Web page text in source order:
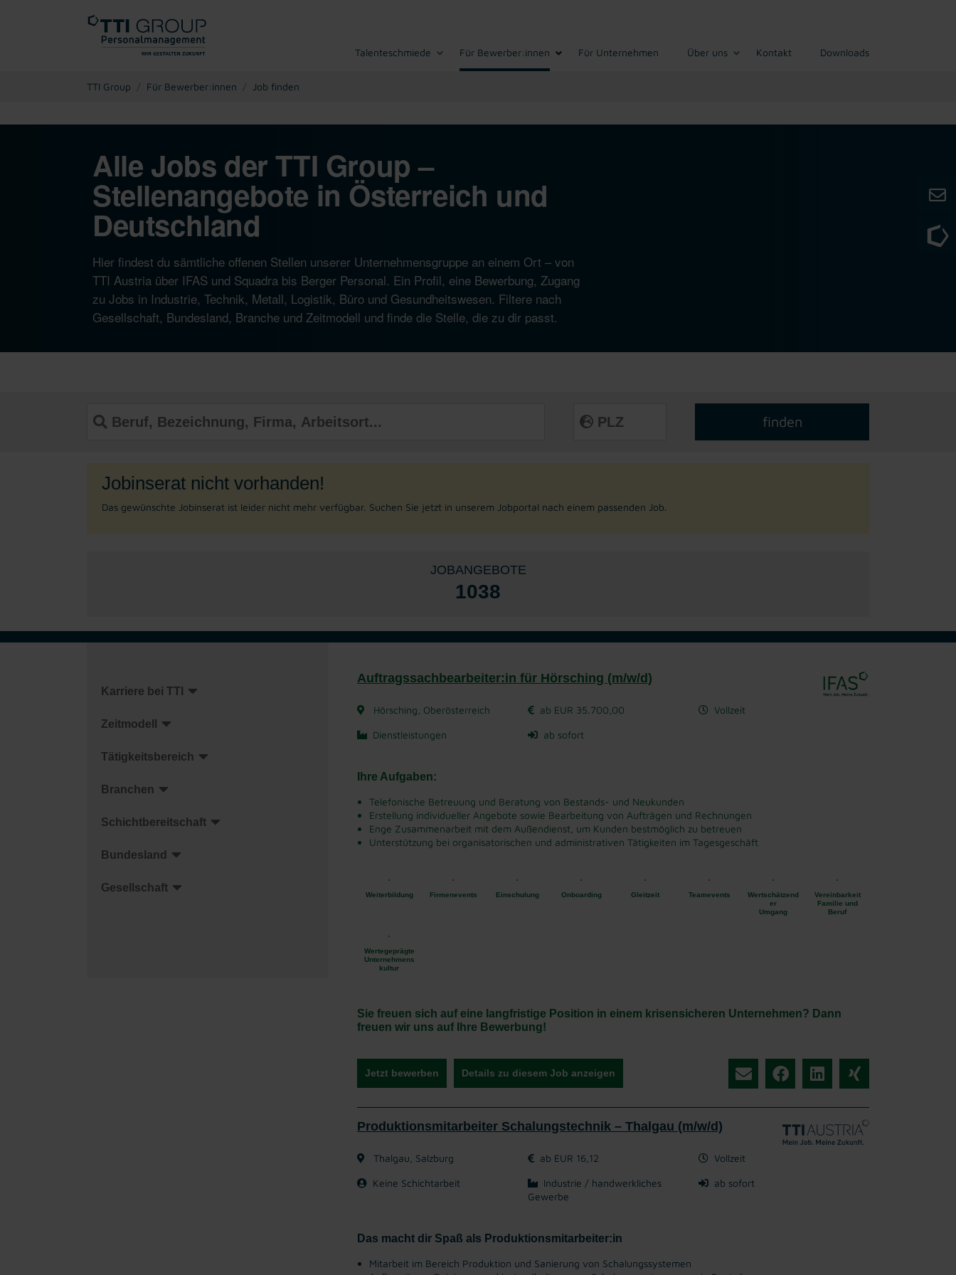
Talenteschmiede Für Bewerber:innen Für Unternehmen Über uns Kontakt Downloads
TTI Group Für Bewerber:innen Job finden
Alle Jobs der TTI Group –
Stellenangebote in Österreich und
Deutschland
Hier findest du sämtliche offenen Stellen unserer Unternehmensgruppe an einem Ort – von
TTI Austria über IFAS und Squadra bis Berger Personal. Ein Profil, eine Bewerbung, Zugang
zu Jobs in Industrie, Technik, Metall, Logistik, Büro und Gesundheitswesen. Filtere nach
Gesellschaft, Bundesland, Branche und Zeitmodell und finde die Stelle, die zu dir passt.
Jobinserat nicht vorhanden!
Das gewünschte Jobinserat ist leider nicht mehr verfügbar. Suchen Sie jetzt in unserem Jobportal nach einem passenden Job.
JOBANGEBOTE
1038
Karriere bei TTI
Zeitmodell
Tätigkeitsbereich
Branchen
Schichtbereitschaft
Bundesland
Gesellschaft
Auftragssachbearbeiter:in für Hörsching (m/w/d)
Hörsching, Oberösterreich ab EUR 35.700,00 Vollzeit
Dienstleistungen ab sofort
Ihre Aufgaben:
Telefonische Betreuung und Beratung von Bestands- und Neukunden
Erstellung individueller Angebote sowie Bearbeitung von Aufträgen und Rechnungen
Enge Zusammenarbeit mit dem Außendienst, um Kunden bestmöglich zu betreuen
Unterstützung bei organisatorischen und administrativen Tätigkeiten im Tagesgeschäft
Weiterbildung Firmenevents Einschulung Onboarding Gleitzeit Teamevents
Wertschätzend
er
Umgang
Vereinbarkeit
Familie und
Beruf
Wertegeprägte
Unternehmens
kultur
Sie freuen sich auf eine langfristige Position in einem krisensicheren Unternehmen? Dann
freuen wir uns auf Ihre Bewerbung!
Jetzt bewerben Details zu diesem Job anzeigen
Produktionsmitarbeiter Schalungstechnik – Thalgau (m/w/d)
Thalgau, Salzburg ab EUR 16,12 Vollzeit
Keine Schichtarbeit
Industrie / handwerkliches
Gewerbe
ab sofort
Das macht dir Spaß als Produktionsmitarbeiter:in
Mitarbeit im Bereich Produktion und Sanierung von Schalungssystemen